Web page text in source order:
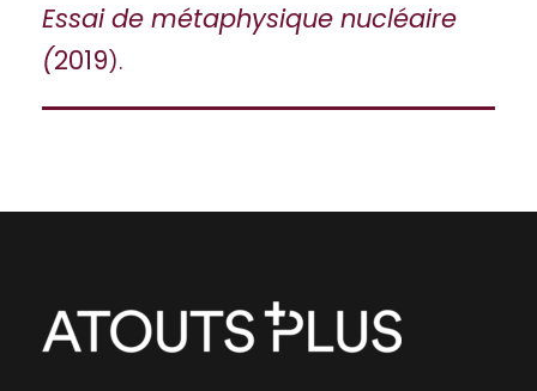
Essai de métaphysique nucléaire
(2019).